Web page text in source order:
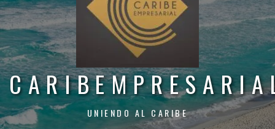
UNIENDO AL CARIBE